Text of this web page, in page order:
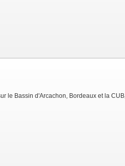
le Bassin d'Arcachon, Bordeaux et la CUB,